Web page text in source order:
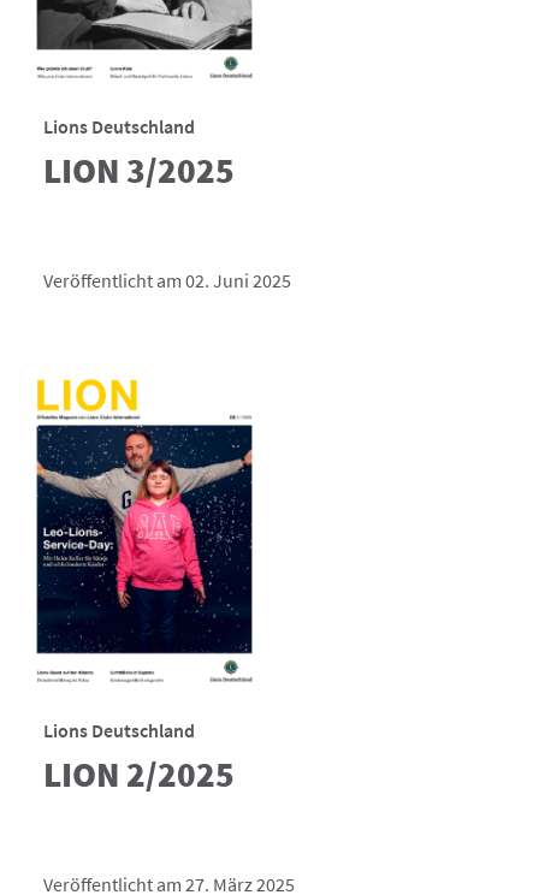
Lions Deutschland
LION 3/2025
Veröffentlicht am 02. Juni 2025
Lions Deutschland
LION 2/2025
Veröffentlicht am 27. März 2025